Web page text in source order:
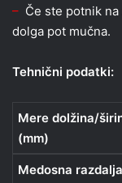
– Če ste potnik
dolga pot mučna.
Tehnični podatki:
Mere dolžina/
(mm)
Medosna